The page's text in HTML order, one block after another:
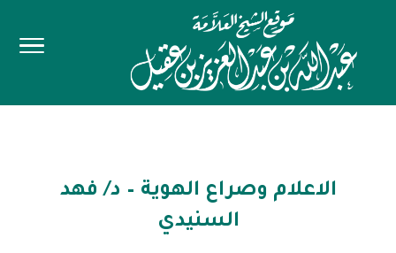
الاعلام وصراع الهوية – د/ فهد
السنيدي